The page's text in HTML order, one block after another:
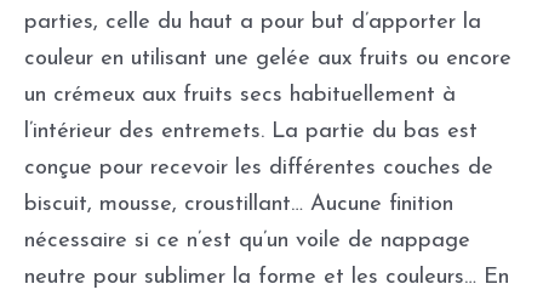
parties, celle du haut a pour but d’apporter la
couleur en utilisant une gelée aux fruits ou encore
un crémeux aux fruits secs habituellement à
l’intérieur des entremets. La partie du bas est
conçue pour recevoir les différentes couches de
biscuit, mousse, croustillant… Aucune finition
nécessaire si ce n’est qu’un voile de nappage
neutre pour sublimer la forme et les couleurs… En